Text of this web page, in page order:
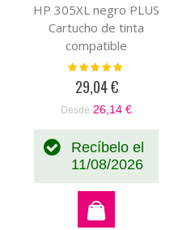
HP 305XL negro PLUS
Cartucho de tinta
compatible
Valoración:
29,04 €
Desde 26,14 €
Recíbelo el
11/08/2026